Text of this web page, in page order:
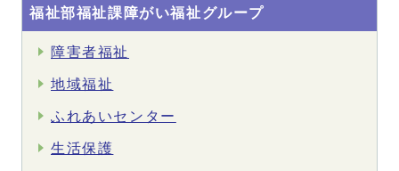
福祉部福祉課障がい福祉グループ
障害者福祉
地域福祉
ふれあいセンター
生活保護